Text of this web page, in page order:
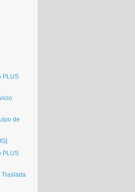
PLUS
de
PLUS
Traslada